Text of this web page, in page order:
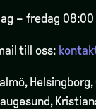
– fredag 08:00
till oss:
Helsingborg,